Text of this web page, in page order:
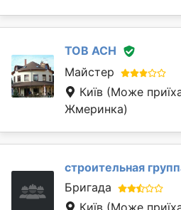
ТОВ АСН
Майстер
Київ (Може
Жмеринка)
строительная
Бригада